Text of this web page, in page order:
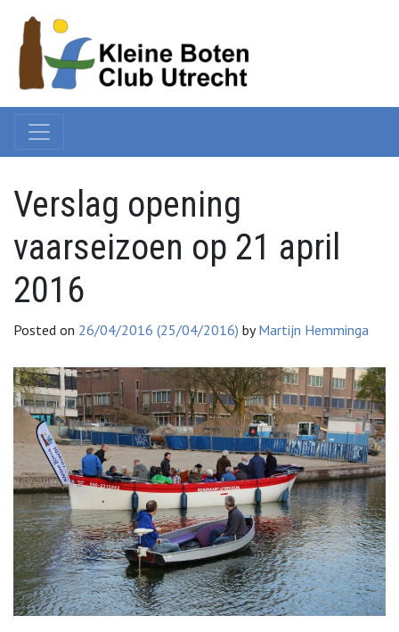
Verslag opening
vaarseizoen op 21 april
2016
Posted on 26/04/2016 (25/04/2016) byMartijn Hemminga